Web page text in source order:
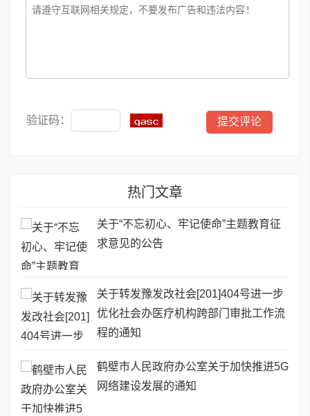
验证码：
热门文章
关于“不忘初心、牢记使命”主题教育征
求意见的公告
关于转发豫发改社会[201]404号进一步
优化社会办医疗机构跨部门审批工作流
程的通知
鹤壁市人民政府办公室关于加快推进5G
网络建设发展的通知